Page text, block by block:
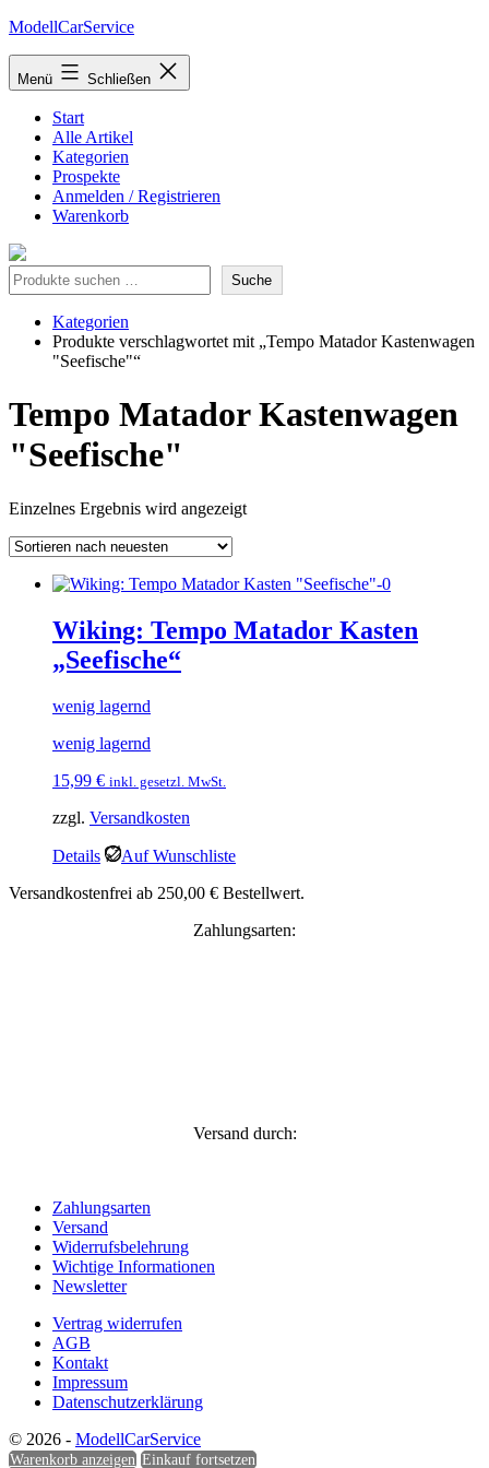
Zum
springen
ModellCarService
Menü Schließen
Start
Alle Artikel
Kategorien
Prospekte
Anmelden / Registrieren
Warenkorb
Suche Suche
Kategorien
Produkte verschlagwortet mit „Tempo Matador Kastenwagen
"Seefische"“
Tempo Matador Kastenwagen
"Seefische"
Einzelnes Ergebnis wird angezeigt
Wiking: Tempo Matador Kasten
„Seefische“
wenig lagernd
wenig lagernd
15,99 € inkl. gesetzl. MwSt.
zzgl. Versandkosten
Details
Auf Wunschliste
Versandkostenfrei ab 250,00 € Bestellwert.
Zahlungsarten:
Versand durch:
Zahlungsarten
Versand
Widerrufsbelehrung
Wichtige Informationen
Newsletter
Vertrag widerrufen
AGB
Kontakt
Impressum
Datenschutzerklärung
© 2026 - ModellCarService
Warenkorb anzeigen Einkauf fortsetzen